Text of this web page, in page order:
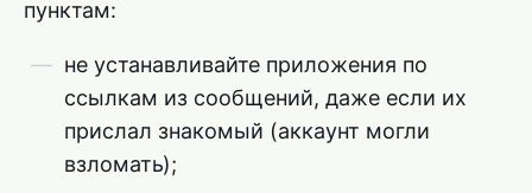
пунктам:
не устанавливайте приложения по
ссылкам из сообщений, даже если их
прислал знакомый (аккаунт могли
взломать);